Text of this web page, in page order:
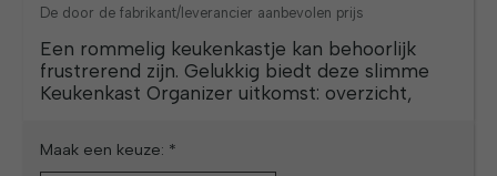
De door de fabrikant/leverancier aanbevolen prijs
Een rommelig keukenkastje kan behoorlijk
frustrerend zijn. Gelukkig biedt deze slimme
Keukenkast Organizer uitkomst: overzicht,
Maak een keuze: *